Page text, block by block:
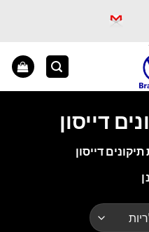
דייסון
דייסון